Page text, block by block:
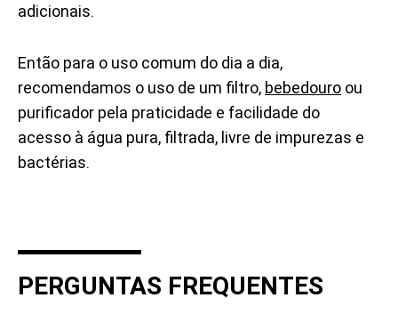
adicionais.
Então para o uso comum do dia a dia,
recomendamos o uso de um filtro, bebedouro ou
purificador pela praticidade e facilidade do
acesso à água pura, filtrada, livre de impurezas e
bactérias.
PERGUNTAS FREQUENTES